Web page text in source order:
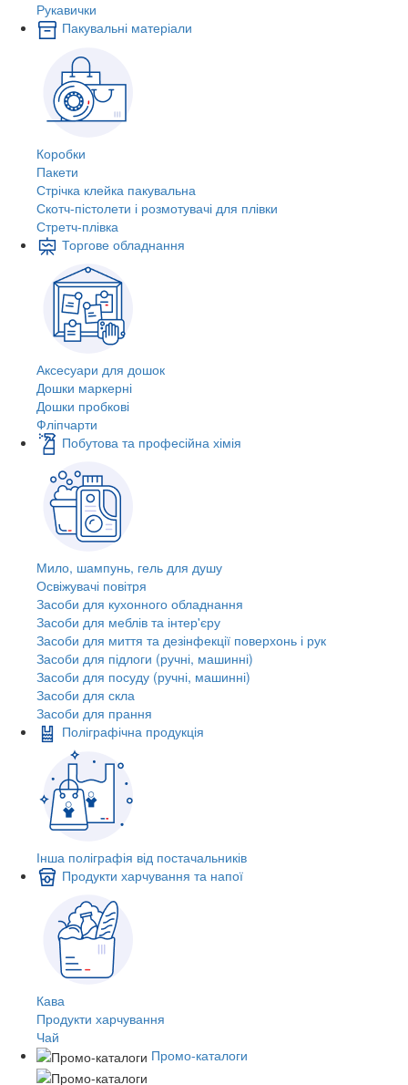
Рукавички
Пакувальні матеріали
Коробки
Пакети
Стрічка клейка пакувальна
Скотч-пістолети і розмотувачі для плівки
Стретч-плівка
Торгове обладнання
Аксесуари для дошок
Дошки маркерні
Дошки пробкові
Фліпчарти
Побутова та професійна хімія
Мило, шампунь, гель для душу
Освіжувачі повітря
Засоби для кухонного обладнання
Засоби для меблів та інтер'єру
Засоби для миття та дезінфекції поверхонь і рук
Засоби для підлоги (ручні, машинні)
Засоби для посуду (ручні, машинні)
Засоби для скла
Засоби для прання
Поліграфічна продукція
Інша поліграфія від постачальників
Продукти харчування та напої
Кава
Продукти харчування
Чай
Промо-каталоги